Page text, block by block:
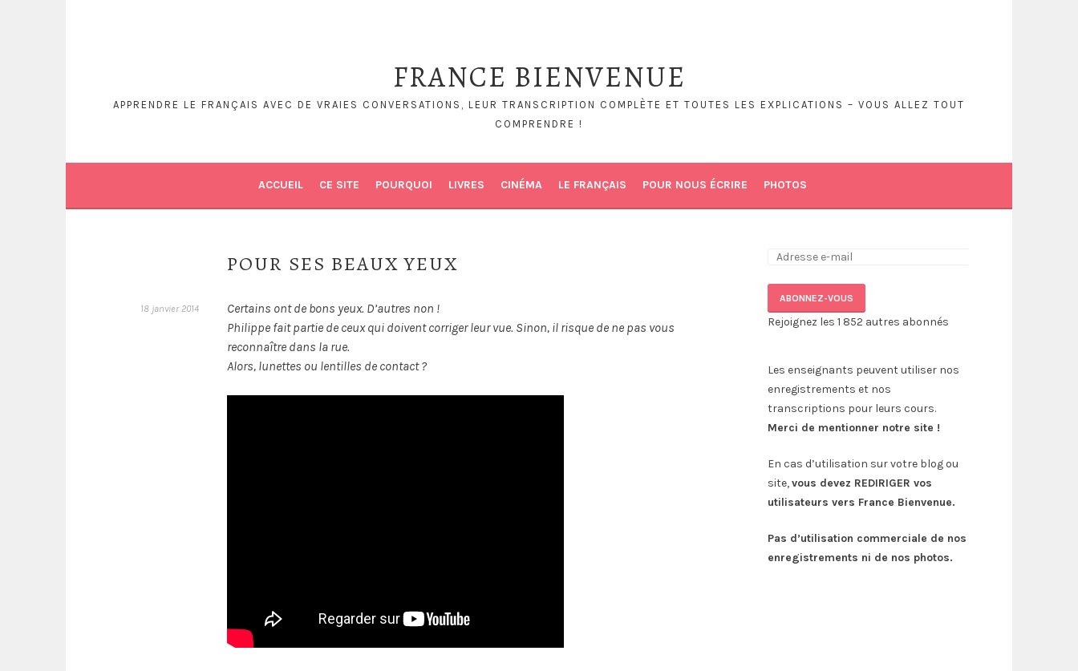
FRANCE BIENVENUE
APPRENDRE LE FRANÇAIS AVEC DE VRAIES CONVERSATIONS, LEUR TRANSCRIPTION COMPLÈTE ET TOUTES LES EXPLICATIONS – VOUS ALLEZ TOUT
COMPRENDRE !
ACCUEIL CE SITE POURQUOI LIVRES CINÉMA LE FRANÇAIS POUR NOUS ÉCRIRE PHOTOS
POUR SES BEAUX YEUX
18 janvier 2014
Certains ont de bons yeux. D’autres non !
Philippe fait partie de ceux qui doivent corriger leur vue. Sinon, il risque de ne pas vous
reconnaître dans la rue.
Alors, lunettes ou lentilles de contact ?
ABONNEZ-VOUS
Rejoignez les 1 852 autres abonnés
Les enseignants peuvent utiliser nos
enregistrements et nos
transcriptions pour leurs cours.
Merci de mentionner notre site !
En cas d’utilisation sur votre blog ou
site,vous devez REDIRIGER vos
utilisateurs vers France Bienvenue.
Pas d’utilisation commerciale de nos
enregistrements ni de nos photos.